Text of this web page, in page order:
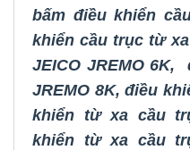
bấm điều khiển
khiển cầu trục từ
JEICO JREMO 6K,
JREMO 8K,điều
khiển từ xa cầu
khiển từ xa cầu